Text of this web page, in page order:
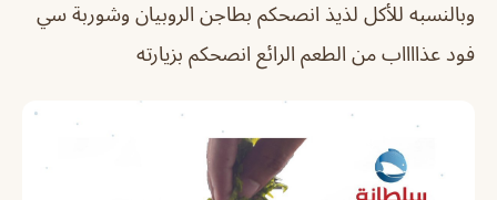
وبالنسبه للأكل لذيذ انصحكم بطاجن الروبيان وشوربة سي
فود عذااااب من الطعم الرائع انصحكم بزيارته